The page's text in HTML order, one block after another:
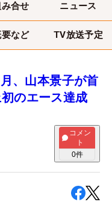
合せ ニュース
など TV放送予定
、山本景子が首
のエース達成
コメン
ト
0件